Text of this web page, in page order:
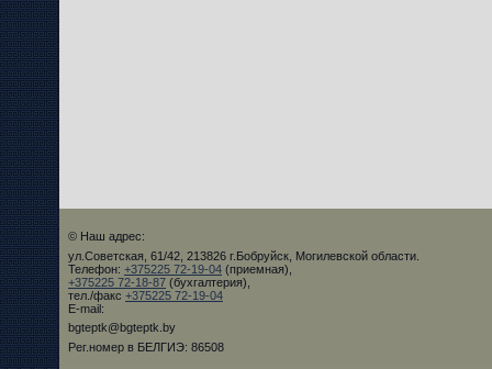
© Наш адрес:
ул.Советская, 61/42, 213826 г.Бобруйск, Могилевской области.
Телефон: +375225 72-19-04 (приемная),
+375225 72-18-87 (бухгалтерия),
тел./факс +375225 72-19-04
E-mail:
bgteptk@bgteptk.by
Рег.номер в БЕЛГИЭ: 86508